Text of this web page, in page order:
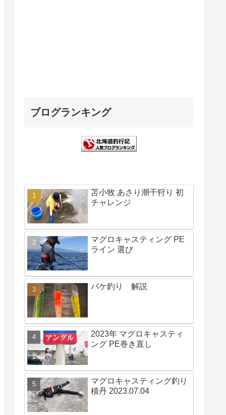
ブログランキング
苫小牧 あさり潮干狩り 初
チャレンジ
マグロキャスティング PE
ライン 選び
バケ釣り 解説
2023年 マグロキャスティ
ング PE巻き直し
マグロキャスティング釣り
積丹 2023.07.04